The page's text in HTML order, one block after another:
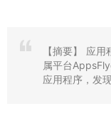
【摘要】
应用
属平台
应用程序，发